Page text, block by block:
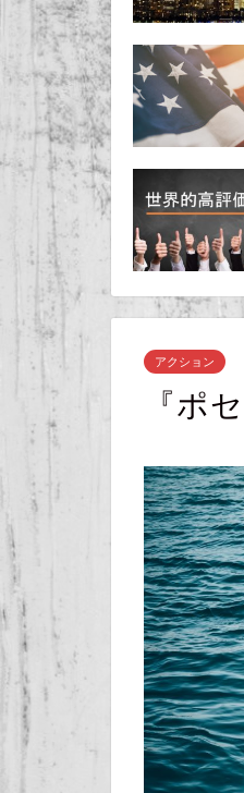
アクション
『ポ